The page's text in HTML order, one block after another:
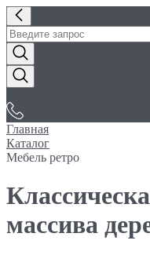
Главная
Каталог
Мебель ретро
массива